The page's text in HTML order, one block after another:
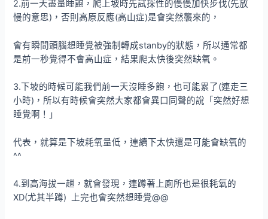
2.前一天盡量睡飽，爬上坡時先試探性的慢慢加快步伐(先放
慢的意思)，否則高原反應(高山症)是會突然襲來的，
會有瞬間頭腦想睡覺被強制轉成stanby的狀態，所以通常都
是前一秒覺得不會高山症，結果爬太快後突然缺氧。
3.下坡的時候可能我們前一天沒睡多飽，也可能累了(連走三
小時)，所以有時候會突然大家都會異口同聲的說「突然好想
睡覺啊！」
代表，就算是下坡耗氧量低，連續下太快還是可能會缺氧的
^^
4.到高海拔一趟，就會發現，連蹲著上廁所也是很耗氧的
XD(尤其半蹲) 上完也會突然想睡覺@@